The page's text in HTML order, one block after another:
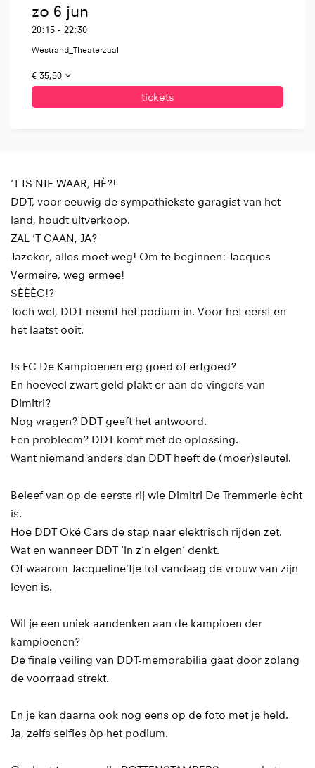
zo 6 jun
20:15 - 22:30
Westrand_Theaterzaal
€ 35,50
tickets
'T IS NIE WAAR, HÈ?!
DDT, voor eeuwig de sympathiekste garagist van het
land, houdt uitverkoop.
ZAL 'T GAAN, JA?
Jazeker, alles moet weg! Om te beginnen: Jacques
Vermeire, weg ermee!
SÈÈÈG!?
Toch wel, DDT neemt het podium in. Voor het eerst en
het laatst ooit.
Is FC De Kampioenen erg goed of erfgoed?
En hoeveel zwart geld plakt er aan de vingers van
Dimitri?
Nog vragen? DDT geeft het antwoord.
Een probleem? DDT komt met de oplossing.
Want niemand anders dan DDT heeft de (moer)sleutel.
Beleef van op de eerste rij wie Dimitri De Tremmerie ècht
is.
Hoe DDT Oké Cars de stap naar elektrisch rijden zet.
Wat en wanneer DDT ‘in z’n eigen’ denkt.
Of waarom Jacqueline'tje tot vandaag de vrouw van zijn
leven is.
Wil je een uniek aandenken aan de kampioen der
kampioenen?
De finale veiling van DDT-memorabilia gaat door zolang
de voorraad strekt.
En je kan daarna ook nog eens op de foto met je held.
Ja, zelfs selfies òp het podium.